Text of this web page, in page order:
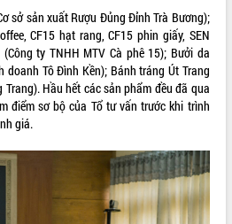
kỳ
sở sản xuất Rượu Đủng Đỉnh Trà Bương);
CF15 hạt rang, CF15 phin giấy, SEN
ty TNHH MTV Cà phê 15); Bưởi da
Tô Đình Kền); Bánh tráng Út Trang
Hầu hết các sản phẩm đều đã qua
điểm sơ bộ của Tổ tư vấn trước khi trình
giá.